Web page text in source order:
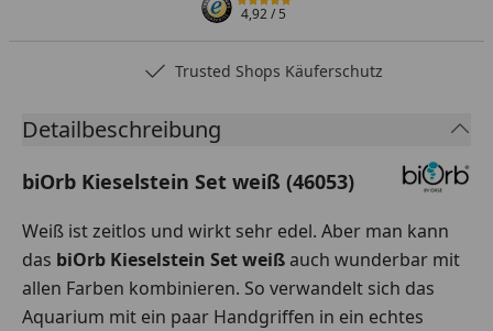
4,92/ 5
Trusted Shops Käuferschutz
Detailbeschreibung
biOrb Kieselstein Set weiß (46053)
Weiß ist zeitlos und wirkt sehr edel. Aber man kann
das biOrb Kieselstein Set weißauch wunderbar mit
allen Farben kombinieren. So verwandelt sich das
Aquarium mit ein paar Handgriffen in ein echtes